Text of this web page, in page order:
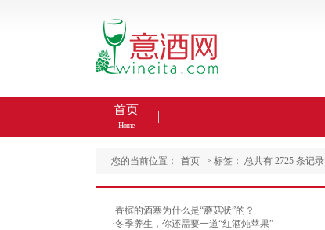
首页
Home
您的当前位置： 首页 > 标签： 总共有 2725 条记录
·香槟的酒塞为什么是“蘑菇状”的？
·冬季养生，你还需要一道“红酒炖苹果”